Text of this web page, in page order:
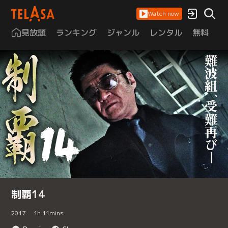
Watch now
見放題 ランキング ジャンル レンタル 無料
制覇14
2017 1h 11mins